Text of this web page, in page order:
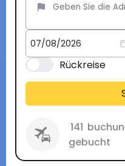
Rückreise
141
gebucht